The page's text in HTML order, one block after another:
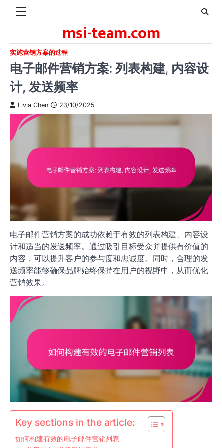
msi-team.com
实施营销方案的过程
电子邮件营销方案: 列表构建, 内容设
计, 发送频率
Livia Chen 23/10/2025
电子邮件营销方案的成功依赖于有效的列表构建、内容设
计和适当的发送频率。通过吸引目标受众并提供有价值的
内容，可以提升客户的参与度和忠诚度。同时，合理的发
送频率能够确保品牌始终保持在用户的视野中，从而优化
营销效果。
Key sections in the article:
如何构建有效的电子邮件营销列表